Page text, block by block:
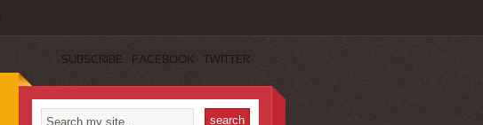
SUBSCRIBE FACEBOOK TWITTER